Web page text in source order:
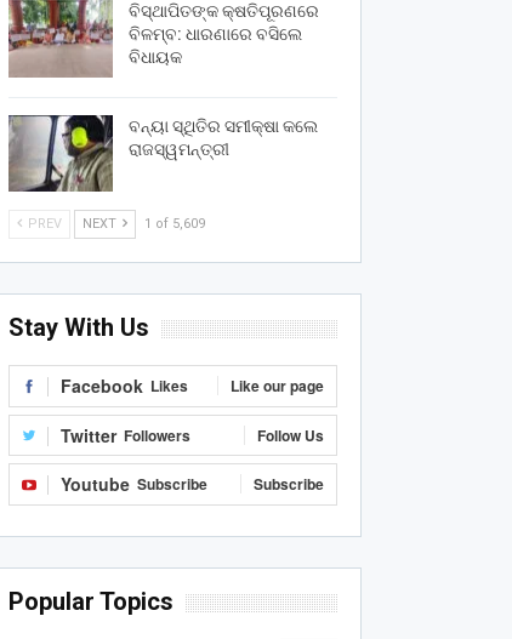
ବିସ୍ଥାପିତଙ୍କ କ୍ଷତିପୂରଣରେ
ବିଳମ୍ବ: ଧାରଣାରେ ବସିଲେ
ବିଧାୟକ
ବନ୍ୟା ସ୍ଥିତିର ସମୀକ୍ଷା କଲେ
ରାଜସ୍ୱମନ୍ତ୍ରୀ
PREV NEXT 1 of 5,609
Stay With Us
Facebook Likes Like our page
Twitter Followers Follow Us
Youtube Subscribe Subscribe
Popular Topics